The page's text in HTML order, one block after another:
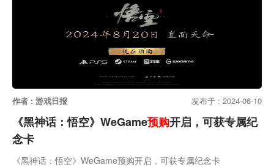
作者 : 游戏日报 发布于 : 2024-06-10
《黑神话：悟空》WeGame预购开启，可获专属纪
念卡
《黑神话：悟空》WeGame预购开启，可获专属纪念卡